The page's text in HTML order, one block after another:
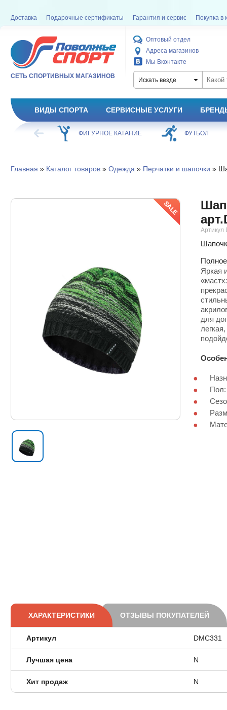
Доставка Подарочные сертификаты Гарантия и сервис Покупка в
СЕТЬ СПОРТИВНЫХ МАГАЗИНОВ
Оптовый отдел
Адреса магазинов
Мы Вконтакте
Искать везде
ВИДЫ СПОРТА СЕРВИСНЫЕ УСЛУГИ
ХОККЕЙ ФИГУРНОЕ КАТАНИЕ ФУТБОЛ
Главная » Каталог товаров» Одежда » Перчатки и шапочки »
Артикул
Яркая
для
Пол:
ХАРАКТЕРИСТИКИ ОТЗЫВЫ ПОКУПАТЕЛЕЙ
Артикул DMC331
Лучшая цена N
Хит продаж N